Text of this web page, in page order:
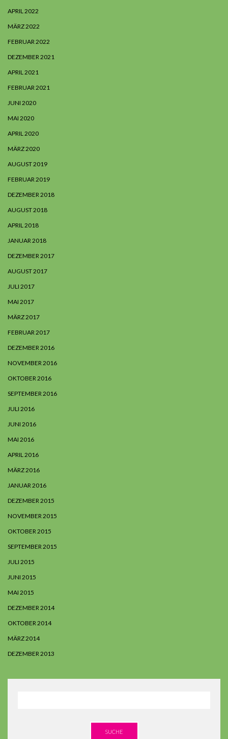
APRIL 2022
MÄRZ 2022
FEBRUAR 2022
DEZEMBER 2021
APRIL 2021
FEBRUAR 2021
JUNI 2020
MAI 2020
APRIL 2020
MÄRZ 2020
AUGUST 2019
FEBRUAR 2019
DEZEMBER 2018
AUGUST 2018
APRIL 2018
JANUAR 2018
DEZEMBER 2017
AUGUST 2017
JULI 2017
MAI 2017
MÄRZ 2017
FEBRUAR 2017
DEZEMBER 2016
NOVEMBER 2016
OKTOBER 2016
SEPTEMBER 2016
JULI 2016
JUNI 2016
MAI 2016
APRIL 2016
MÄRZ 2016
JANUAR 2016
DEZEMBER 2015
NOVEMBER 2015
OKTOBER 2015
SEPTEMBER 2015
JULI 2015
JUNI 2015
MAI 2015
DEZEMBER 2014
OKTOBER 2014
MÄRZ 2014
DEZEMBER 2013
SUCHE